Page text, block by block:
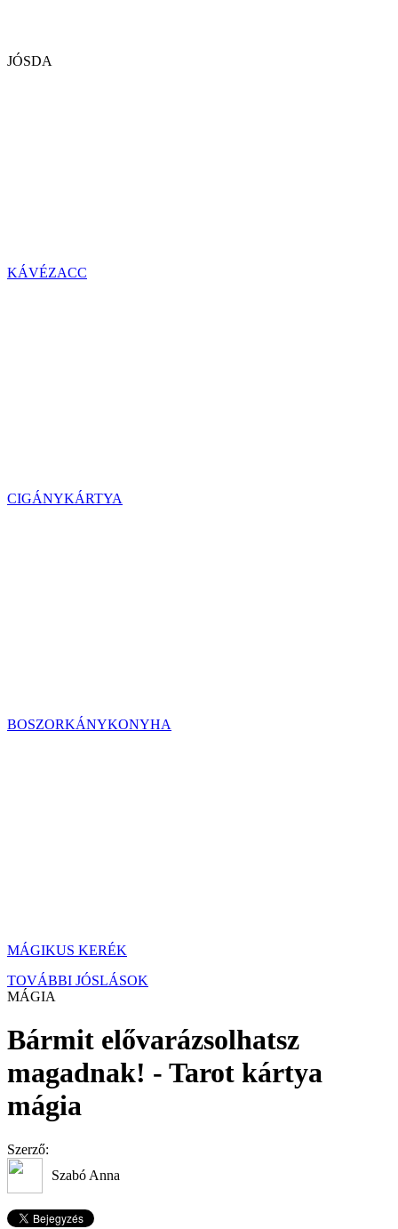
JÓSDA
KÁVÉZACC
CIGÁNYKÁRTYA
BOSZORKÁNYKONYHA
MÁGIKUS KERÉK
TOVÁBBI JÓSLÁSOK
MÁGIA
Bármit elővarázsolhatsz
magadnak! - Tarot kártya
mágia
Szerző:
Szabó Anna